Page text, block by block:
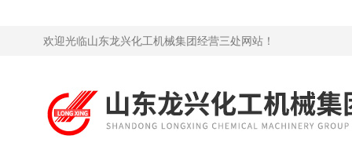
欢迎光临山东龙兴化工机械集团经营三处网站！